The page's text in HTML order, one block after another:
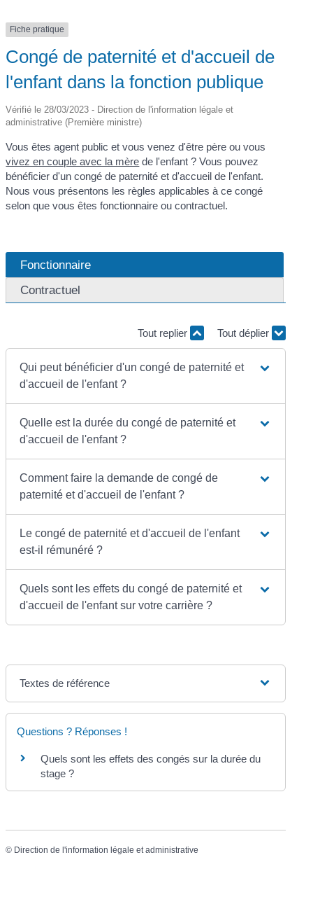
Fiche pratique
Congé de paternité et d'accueil de
l'enfant dans la fonction publique
Vérifié le 28/03/2023 - Direction de l'information légale et
administrative (Première ministre)
Vous êtes agent public et vous venez d'être père ou vous
vivez en couple avec la mère de l'enfant ? Vous pouvez
bénéficier d'un congé de paternité et d'accueil de l'enfant.
Nous vous présentons les règles applicables à ce congé
selon que vous êtes fonctionnaire ou contractuel.
Fonctionnaire
Contractuel
Tout replier Tout déplier
Qui peut bénéficier d'un congé de paternité et
d'accueil de l'enfant ?
Quelle est la durée du congé de paternité et
d'accueil de l'enfant ?
Comment faire la demande de congé de
paternité et d'accueil de l'enfant ?
Le congé de paternité et d'accueil de l'enfant
est-il rémunéré ?
Quels sont les effets du congé de paternité et
d'accueil de l'enfant sur votre carrière ?
Textes de référence
Questions ? Réponses !
Quels sont les effets des congés sur la durée du
stage ?
© Direction de l'information légale et administrative